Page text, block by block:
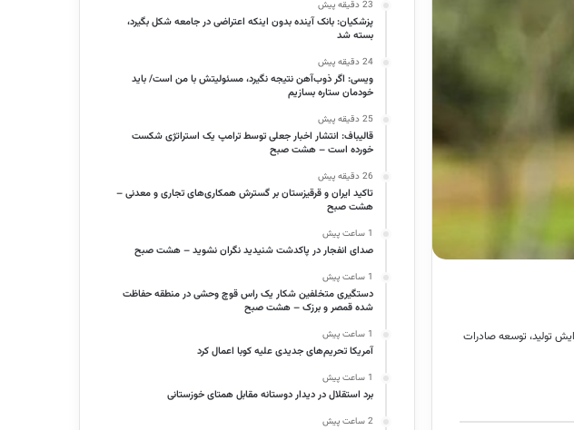
سالی که افزایش تولید، توسعه صادرات
23 دقیقه پیش
پزشکیان: بانک آینده بدون اینکه اعتراضی در جامعه شکل بگیرد،
بسته شد
24 دقیقه پیش
ویسی: اگر ذوب‌آهن نتیجه نگیرد، مسئولیتش با من است/ باید
خودمان ستاره بسازیم
25 دقیقه پیش
قالیباف: انتشار اخبار جعلی توسط ترامپ یک استراتژی شکست
خورده است – هشت صبح
26 دقیقه پیش
تاکید ایران و قرقیزستان بر گسترش همکاری‌های تجاری و معدنی –
هشت صبح
1 ساعت پیش
صدای انفجار در پاکدشت شنیدید نگران نشوید – هشت صبح
1 ساعت پیش
دستگیری متخلفین شکار یک راس قوچ وحشی در منطقه حفاظت
شده قمصر و برزک – هشت صبح
1 ساعت پیش
آمریکا تحریم‌های جدیدی علیه کوبا اعمال کرد
1 ساعت پیش
برد استقلال در دیدار دوستانه مقابل همتای خوزستانی
2 ساعت پیش